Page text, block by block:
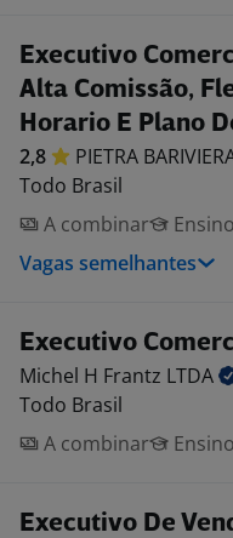
Executivo
Alta Comissão,
Horario E Plano
2,8 PIETRA
Todo Brasil
A combinar
Vagas semelhantes
Executivo
Michel H Frantz LTDA
Todo Brasil
A combinar
Executivo De